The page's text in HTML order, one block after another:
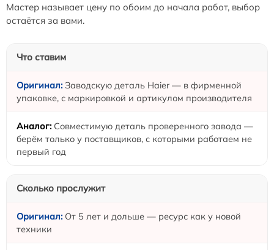
Мастер называет цену по обоим до начала работ, выбор
остаётся за вами.
Что ставим
Заводскую деталь Haier — в фирменной
упаковке, с маркировкой и артикулом производителя
Совместимую деталь проверенного завода —
берём только у поставщиков, с которыми работаем не
первый год
Сколько прослужит
От 5 лет и дольше — ресурс как у новой
техники